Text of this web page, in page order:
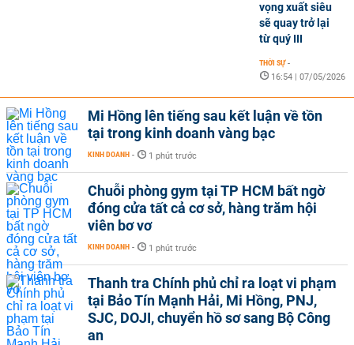
vọng xuất siêu
sẽ quay trở lại
từ quý III
THỜI SỰ -
16:54 | 07/05/2026
Mi Hồng lên tiếng sau kết luận về tồn
tại trong kinh doanh vàng bạc
KINH DOANH - 1 phút trước
Chuỗi phòng gym tại TP HCM bất ngờ
đóng cửa tất cả cơ sở, hàng trăm hội
viên bơ vơ
KINH DOANH - 1 phút trước
Thanh tra Chính phủ chỉ ra loạt vi phạm
tại Bảo Tín Mạnh Hải, Mi Hồng, PNJ,
SJC, DOJI, chuyển hồ sơ sang Bộ Công
an